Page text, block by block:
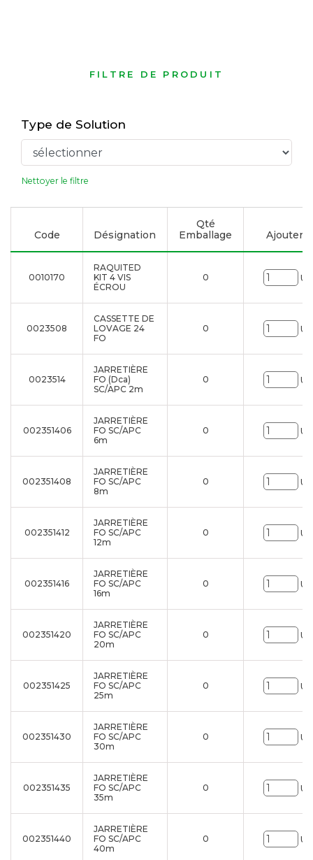
FILTRE DE PRODUIT
Type de Solution
Nettoyer le filtre
Code Désignation
Qté
Emballage
Ajouter
0010170
RAQUITED
KIT 4 VIS
ÉCROU
0
0023508
CASSETTE DE
LOVAGE 24
FO
0
0023514
JARRETIÈRE
FO (Dca)
SC/APC 2m
0
002351406
JARRETIÈRE
FO SC/APC
6m
0
002351408
JARRETIÈRE
FO SC/APC
8m
0
002351412
JARRETIÈRE
FO SC/APC
12m
0
002351416
JARRETIÈRE
FO SC/APC
16m
0
002351420
JARRETIÈRE
FO SC/APC
20m
0
002351425
JARRETIÈRE
FO SC/APC
25m
0
002351430
JARRETIÈRE
FO SC/APC
30m
0
002351435
JARRETIÈRE
FO SC/APC
35m
0
002351440
JARRETIÈRE
FO SC/APC
40m
0